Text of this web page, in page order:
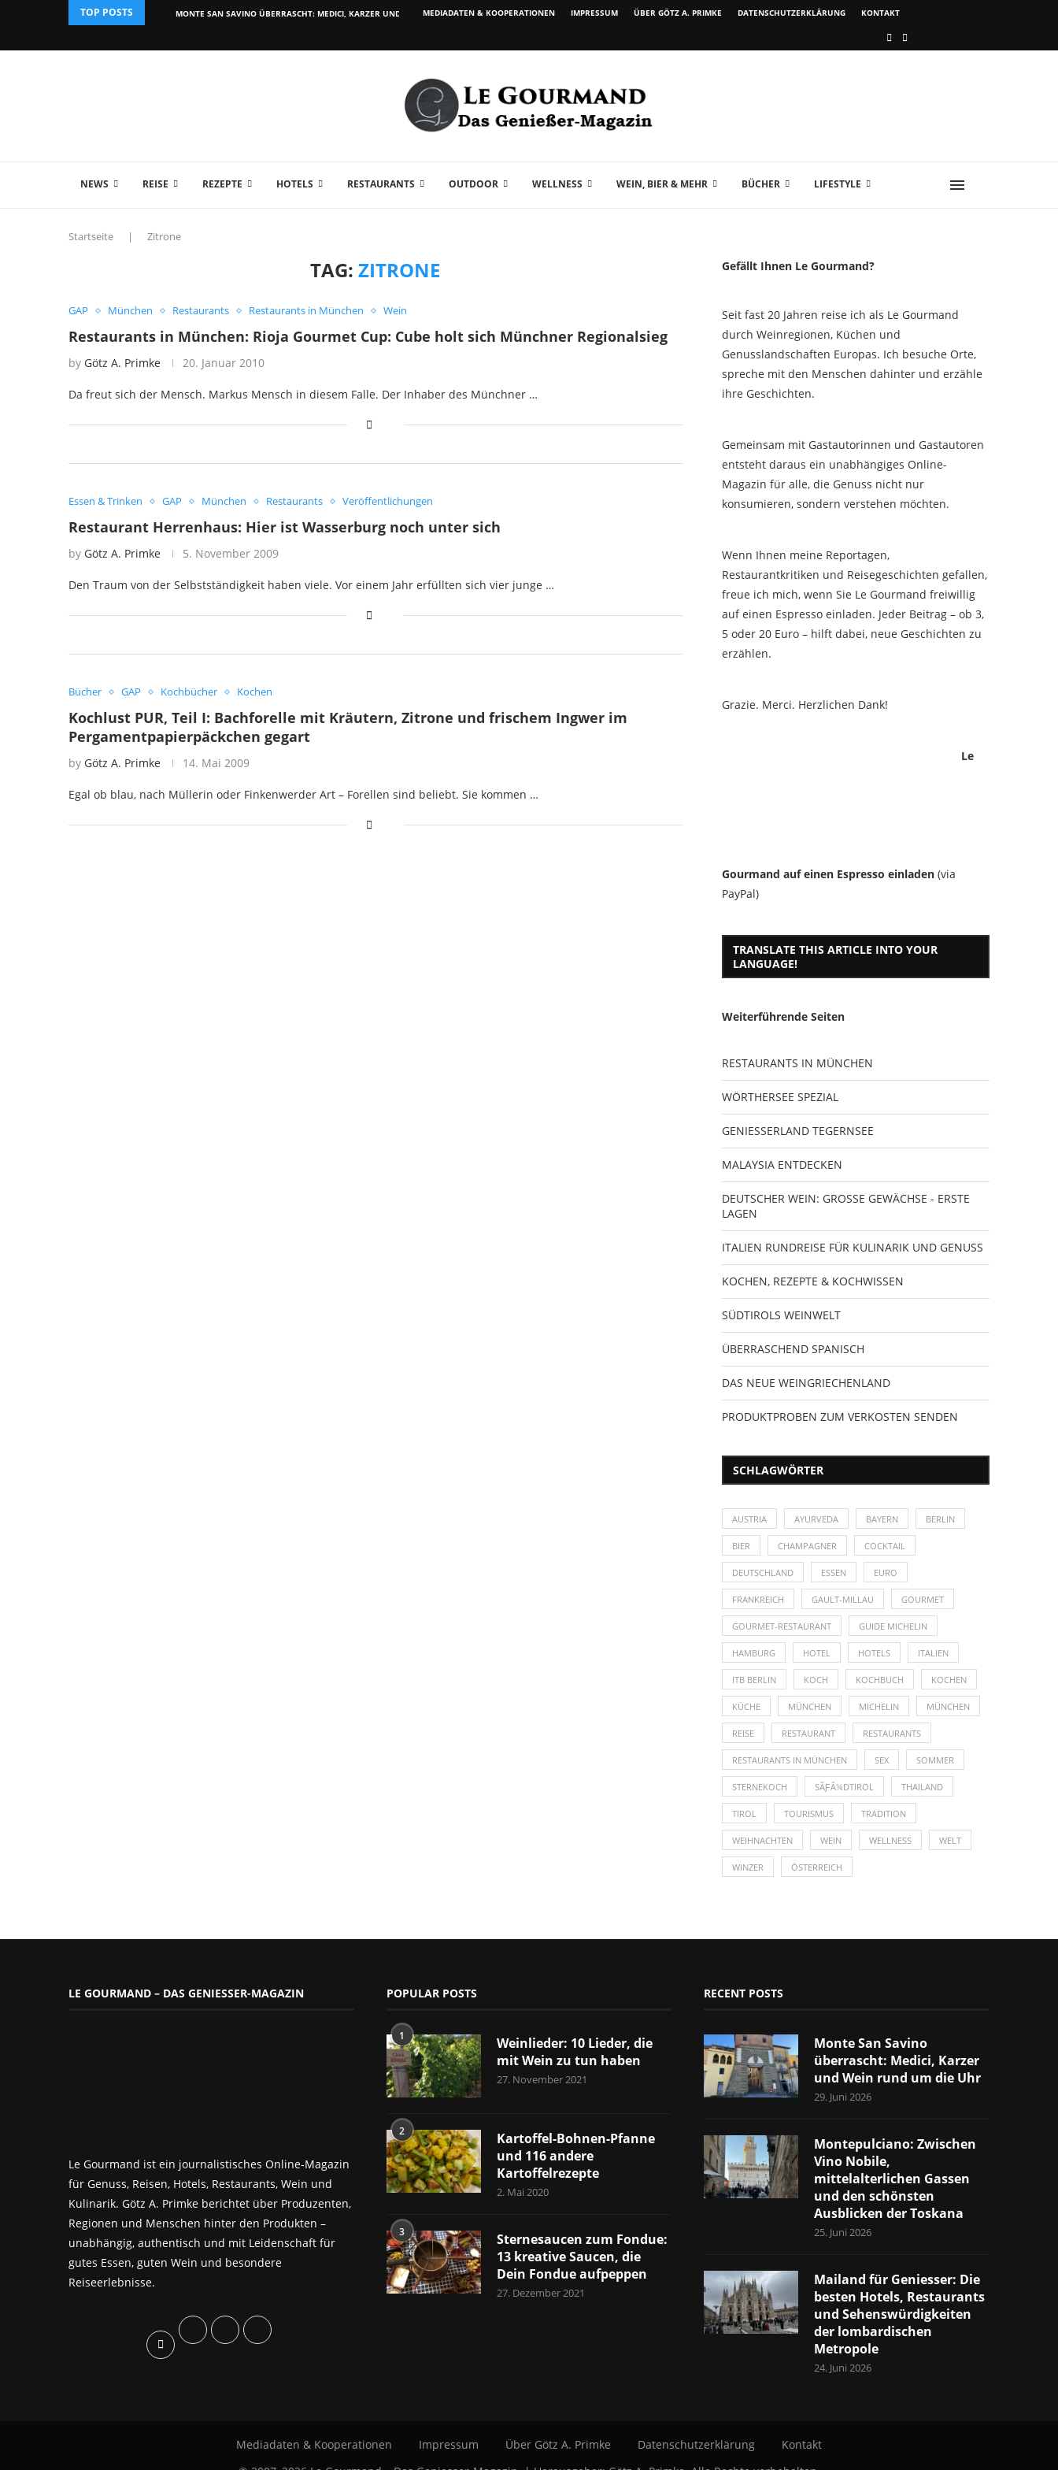
TOP POSTS MONTE SAN SAVINO ÜBERRASCHT: MEDICI, KARZER UND WEIN...MEDIADATEN & KOOPERATIONEN IMPRESSUM ÜBER GÖTZ A. PRIMKE DATENSCHUTZERKLÄRUNG KONTAKT
NEWS REISE REZEPTE HOTELS RESTAURANTS OUTDOOR WELLNESS WEIN, BIER & MEHR BÜCHER LIFESTYLE
Startseite | Zitrone
TAG:ZITRONE
GAP München Restaurants Restaurants in München Wein
Restaurants in München: Rioja Gourmet Cup: Cube holt sich Münchner Regionalsieg
by Götz A. Primke 20. Januar 2010
Da freut sich der Mensch. Markus Mensch in diesem Falle. Der Inhaber des Münchner …
Essen & Trinken GAP München Restaurants Veröffentlichungen
Restaurant Herrenhaus: Hier ist Wasserburg noch unter sich
by Götz A. Primke 5. November 2009
Den Traum von der Selbstständigkeit haben viele. Vor einem Jahr erfüllten sich vier junge …
Bücher GAP Kochbücher Kochen
Kochlust PUR, Teil I: Bachforelle mit Kräutern, Zitrone und frischem Ingwer im
Pergamentpapierpäckchen gegart
by Götz A. Primke 14. Mai 2009
Egal ob blau, nach Müllerin oder Finkenwerder Art – Forellen sind beliebt. Sie kommen …
Gefällt Ihnen Le Gourmand?
Seit fast 20 Jahren reise ich als Le Gourmand
durch Weinregionen, Küchen und
Genusslandschaften Europas. Ich besuche Orte,
spreche mit den Menschen dahinter und erzähle
ihre Geschichten.
Gemeinsam mit Gastautorinnen und Gastautoren
entsteht daraus ein unabhängiges Online-
Magazin für alle, die Genuss nicht nur
konsumieren, sondern verstehen möchten.
Wenn Ihnen meine Reportagen,
Restaurantkritiken und Reisegeschichten gefallen,
freue ich mich, wenn Sie Le Gourmand freiwillig
auf einen Espresso einladen. Jeder Beitrag – ob 3,
5 oder 20 Euro – hilft dabei, neue Geschichten zu
erzählen.
Grazie. Merci. Herzlichen Dank!
Le
Gourmand auf einen Espresso einladen (via
PayPal)
TRANSLATE THIS ARTICLE INTO YOUR
LANGUAGE!
Weiterführende Seiten
RESTAURANTS IN MÜNCHEN
WÖRTHERSEE SPEZIAL
GENIESSERLAND TEGERNSEE
MALAYSIA ENTDECKEN
DEUTSCHER WEIN: GROSSE GEWÄCHSE - ERSTE
LAGEN
ITALIEN RUNDREISE FÜR KULINARIK UND GENUSS
KOCHEN, REZEPTE & KOCHWISSEN
SÜDTIROLS WEINWELT
ÜBERRASCHEND SPANISCH
DAS NEUE WEINGRIECHENLAND
PRODUKTPROBEN ZUM VERKOSTEN SENDEN
SCHLAGWÖRTER
AUSTRIA AYURVEDA BAYERN BERLIN
BIER CHAMPAGNER COCKTAIL
DEUTSCHLAND ESSEN EURO
FRANKREICH GAULT-MILLAU GOURMET
GOURMET-RESTAURANT GUIDE MICHELIN
HAMBURG HOTEL HOTELS ITALIEN
ITB BERLIN KOCH KOCHBUCH KOCHEN
KÜCHE MÜNCHEN MICHELIN MÜNCHEN
REISE RESTAURANT RESTAURANTS
RESTAURANTS IN MÜNCHEN SEX SOMMER
STERNEKOCH SÃƑÂ¼DTIROL THAILAND
TIROL TOURISMUS TRADITION
WEIHNACHTEN WEIN WELLNESS WELT
WINZER ÖSTERREICH
LE GOURMAND – DAS GENIESSER-MAGAZIN
Le Gourmand ist ein journalistisches Online-Magazin
für Genuss, Reisen, Hotels, Restaurants, Wein und
Kulinarik. Götz A. Primke berichtet über Produzenten,
Regionen und Menschen hinter den Produkten –
unabhängig, authentisch und mit Leidenschaft für
gutes Essen, guten Wein und besondere
Reiseerlebnisse.
POPULAR POSTS
1
Weinlieder: 10 Lieder, die
mit Wein zu tun haben
27. November 2021
2
Kartoffel-Bohnen-Pfanne
und 116 andere
Kartoffelrezepte
2. Mai 2020
3
Sternesaucen zum Fondue:
13 kreative Saucen, die
Dein Fondue aufpeppen
27. Dezember 2021
RECENT POSTS
Monte San Savino
überrascht: Medici, Karzer
und Wein rund um die Uhr
29. Juni 2026
Montepulciano: Zwischen
Vino Nobile,
mittelalterlichen Gassen
und den schönsten
Ausblicken der Toskana
25. Juni 2026
Mailand für Geniesser: Die
besten Hotels, Restaurants
und Sehenswürdigkeiten
der lombardischen
Metropole
24. Juni 2026
Mediadaten & Kooperationen Impressum Über Götz A. Primke Datenschutzerklärung
Kontakt